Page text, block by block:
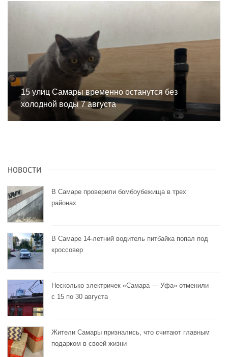
15 улиц Самары временно останутся без
холодной воды 7 августа
НОВОСТИ
В Самаре проверили бомбоубежища в трех
районах
В Самаре 14-летний водитель питбайка попал под
кроссовер
Несколько электричек «Самара — Уфа» отменили
с 15 по 30 августа
Жители Самары признались, что считают главным
подарком в своей жизни